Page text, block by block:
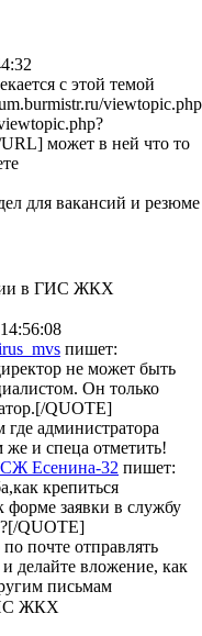
с этой темой
может в ней что то
для вакансий и резюме
в ГИС ЖКХ
пишет:
не может быть
Он только
QUOTE]
администратора
же и спеца отметить!
Есенина-32 пишет:
крепиться
форме заявки в службу
QUOTE]
почте отправлять
и делайте вложение, как
письмам
ЖКХ